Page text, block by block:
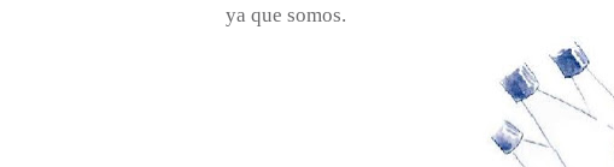
ya que somos.